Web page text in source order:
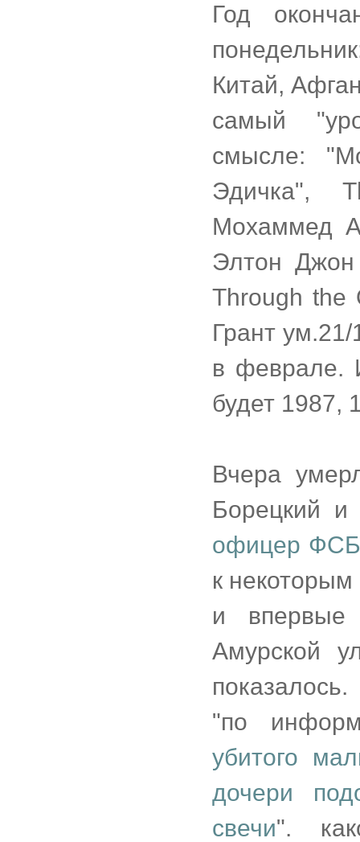
Год
Китай,
самый
смысле:
Эдичка",
Мохаммед
Элтон
Through the
Грант
в феврале.
будет 1987,
Вчера
Борецкий
офицер ФСБ
к
и
Амурской
"по
убитого
дочери
свечи".